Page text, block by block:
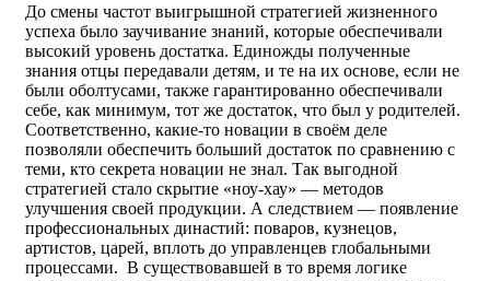
До смены частот выигрышной стратегией жизненного
успеха было заучивание знаний, которые обеспечивали
высокий уровень достатка. Единожды полученные
знания отцы передавали детям, и те на их основе, если не
были оболтусами, также гарантированно обеспечивали
себе, как минимум, тот же достаток, что был у родителей.
Соответственно, какие-то новации в своём деле
позволяли обеспечить больший достаток по сравнению с
теми, кто секрета новации не знал. Так выгодной
стратегией стало скрытие «ноу-хау» — методов
улучшения своей продукции. А следствием — появление
профессиональных династий: поваров, кузнецов,
артистов, царей, вплоть до управленцев глобальными
процессами. В существовавшей в то время логике